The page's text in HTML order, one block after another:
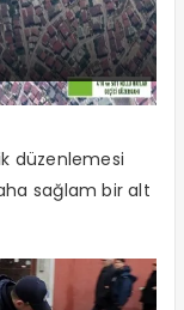
düzenlemesi
sağlam bir alt